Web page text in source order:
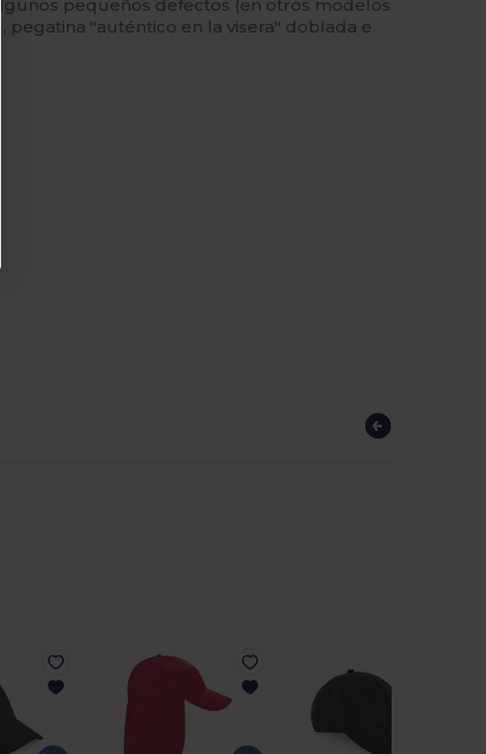
pequeños defectos (en otros modelos
"auténtico en la visera" doblada e